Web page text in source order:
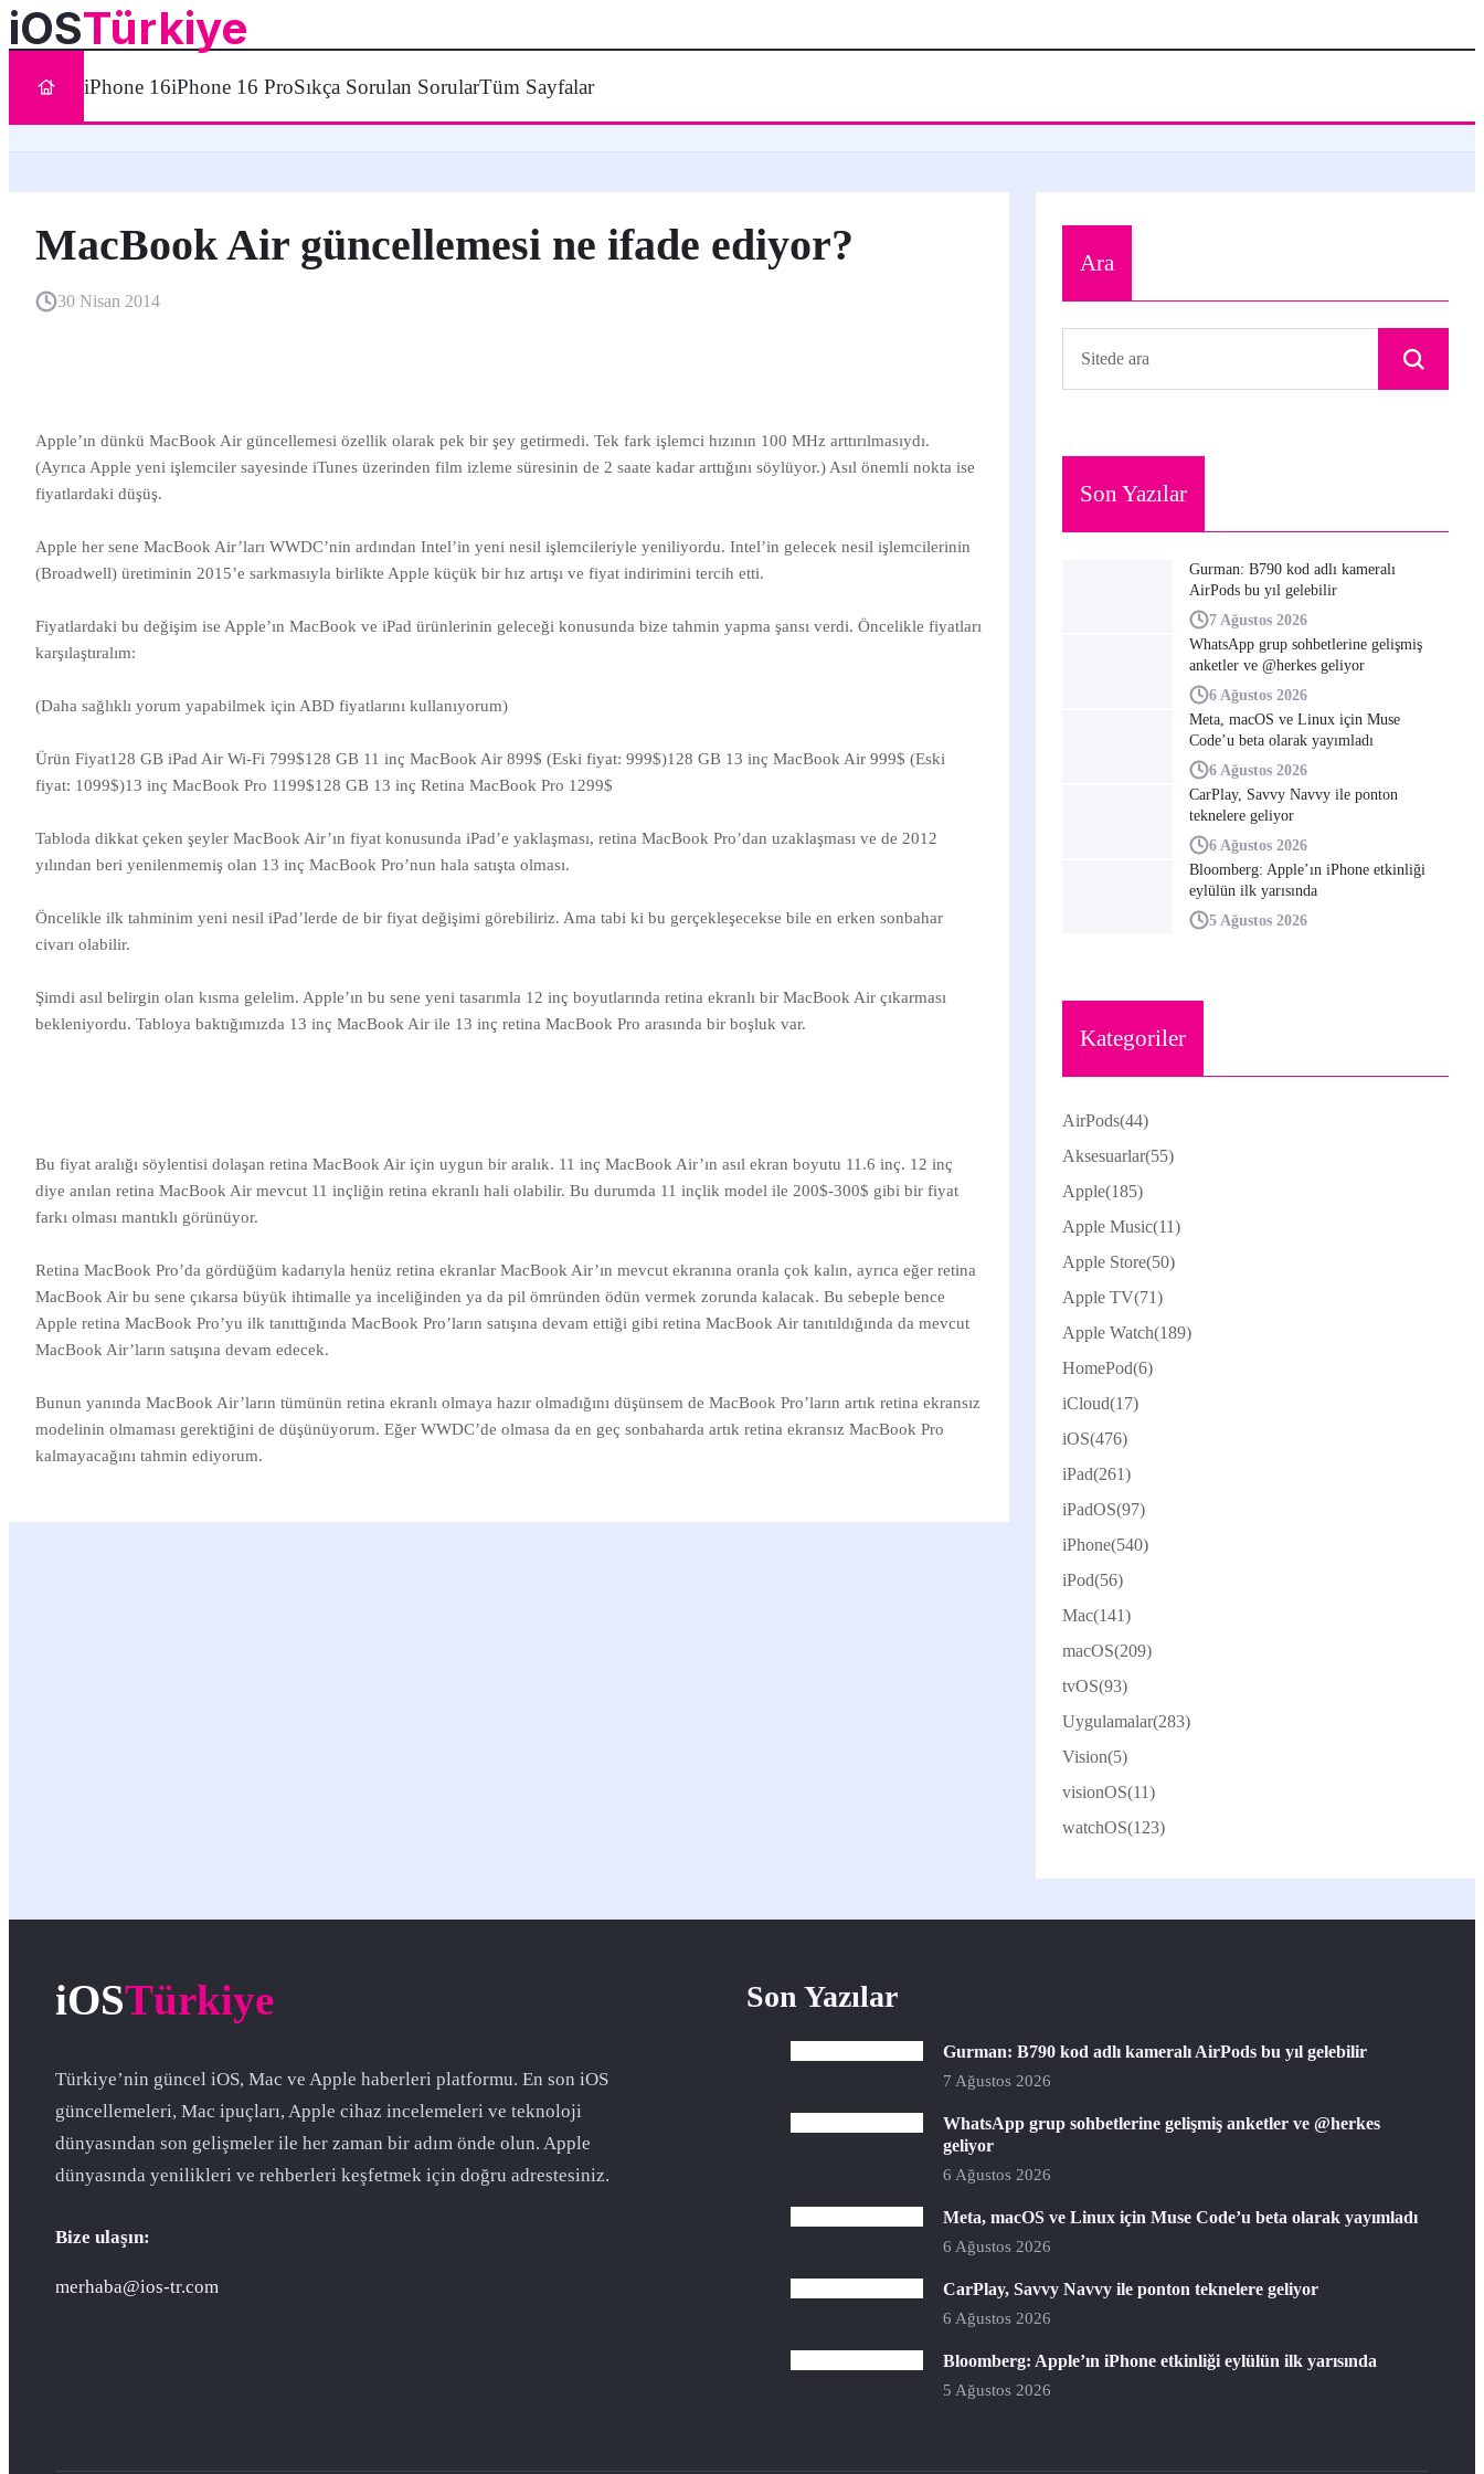
iOSTürkiye
iPhone 16iPhone 16 ProSıkça Sorulan SorularTüm Sayfalar
MacBook Air güncellemesi ne ifade ediyor?
30 Nisan 2014
Apple’ın dünkü MacBook Air güncellemesi özellik olarak pek bir şey getirmedi. Tek fark işlemci hızının 100 MHz arttırılmasıydı.
(Ayrıca Apple yeni işlemciler sayesinde iTunes üzerinden film izleme süresinin de 2 saate kadar arttığını söylüyor.) Asıl önemli nokta ise
fiyatlardaki düşüş.
Apple her sene MacBook Air’ları WWDC’nin ardından Intel’in yeni nesil işlemcileriyle yeniliyordu. Intel’in gelecek nesil işlemcilerinin
(Broadwell) üretiminin 2015’e sarkmasıyla birlikte Apple küçük bir hız artışı ve fiyat indirimini tercih etti.
Fiyatlardaki bu değişim ise Apple’ın MacBook ve iPad ürünlerinin geleceği konusunda bize tahmin yapma şansı verdi. Öncelikle fiyatları
karşılaştıralım:
(Daha sağlıklı yorum yapabilmek için ABD fiyatlarını kullanıyorum)
Ürün Fiyat128 GB iPad Air Wi-Fi 799$128 GB 11 inç MacBook Air 899$ (Eski fiyat: 999$)128 GB 13 inç MacBook Air 999$ (Eski
fiyat: 1099$)13 inç MacBook Pro 1199$128 GB 13 inç Retina MacBook Pro 1299$
Tabloda dikkat çeken şeyler MacBook Air’ın fiyat konusunda iPad’e yaklaşması, retina MacBook Pro’dan uzaklaşması ve de 2012
yılından beri yenilenmemiş olan 13 inç MacBook Pro’nun hala satışta olması.
Öncelikle ilk tahminim yeni nesil iPad’lerde de bir fiyat değişimi görebiliriz. Ama tabi ki bu gerçekleşecekse bile en erken sonbahar
civarı olabilir.
Şimdi asıl belirgin olan kısma gelelim. Apple’ın bu sene yeni tasarımla 12 inç boyutlarında retina ekranlı bir MacBook Air çıkarması
bekleniyordu. Tabloya baktığımızda 13 inç MacBook Air ile 13 inç retina MacBook Pro arasında bir boşluk var.
Bu fiyat aralığı söylentisi dolaşan retina MacBook Air için uygun bir aralık. 11 inç MacBook Air’ın asıl ekran boyutu 11.6 inç. 12 inç
diye anılan retina MacBook Air mevcut 11 inçliğin retina ekranlı hali olabilir. Bu durumda 11 inçlik model ile 200$-300$ gibi bir fiyat
farkı olması mantıklı görünüyor.
Retina MacBook Pro’da gördüğüm kadarıyla henüz retina ekranlar MacBook Air’ın mevcut ekranına oranla çok kalın, ayrıca eğer retina
MacBook Air bu sene çıkarsa büyük ihtimalle ya inceliğinden ya da pil ömründen ödün vermek zorunda kalacak. Bu sebeple bence
Apple retina MacBook Pro’yu ilk tanıttığında MacBook Pro’ların satışına devam ettiği gibi retina MacBook Air tanıtıldığında da mevcut
MacBook Air’ların satışına devam edecek.
Bunun yanında MacBook Air’ların tümünün retina ekranlı olmaya hazır olmadığını düşünsem de MacBook Pro’ların artık retina ekransız
modelinin olmaması gerektiğini de düşünüyorum. Eğer WWDC’de olmasa da en geç sonbaharda artık retina ekransız MacBook Pro
kalmayacağını tahmin ediyorum.
Ara
Son Yazılar
Gurman: B790 kod adlı kameralı
AirPods bu yıl gelebilir
7 Ağustos 2026
WhatsApp grup sohbetlerine gelişmiş
anketler ve @herkes geliyor
6 Ağustos 2026
Meta, macOS ve Linux için Muse
Code’u beta olarak yayımladı
6 Ağustos 2026
CarPlay, Savvy Navvy ile ponton
teknelere geliyor
6 Ağustos 2026
Bloomberg: Apple’ın iPhone etkinliği
eylülün ilk yarısında
5 Ağustos 2026
Kategoriler
AirPods(44)
Aksesuarlar(55)
Apple(185)
Apple Music(11)
Apple Store(50)
Apple TV(71)
Apple Watch(189)
HomePod(6)
iCloud(17)
iOS(476)
iPad(261)
iPadOS(97)
iPhone(540)
iPod(56)
Mac(141)
macOS(209)
tvOS(93)
Uygulamalar(283)
Vision(5)
visionOS(11)
watchOS(123)
iOSTürkiye
Türkiye’nin güncel iOS, Mac ve Apple haberleri platformu. En son iOS
güncellemeleri, Mac ipuçları, Apple cihaz incelemeleri ve teknoloji
dünyasından son gelişmeler ile her zaman bir adım önde olun. Apple
dünyasında yenilikleri ve rehberleri keşfetmek için doğru adrestesiniz.
Bize ulaşın:
merhaba@ios-tr.com
Son Yazılar
Gurman: B790 kod adlı kameralı AirPods bu yıl gelebilir
7 Ağustos 2026
WhatsApp grup sohbetlerine gelişmiş anketler ve @herkes
geliyor
6 Ağustos 2026
Meta, macOS ve Linux için Muse Code’u beta olarak yayımladı
6 Ağustos 2026
CarPlay, Savvy Navvy ile ponton teknelere geliyor
6 Ağustos 2026
Bloomberg: Apple’ın iPhone etkinliği eylülün ilk yarısında
5 Ağustos 2026